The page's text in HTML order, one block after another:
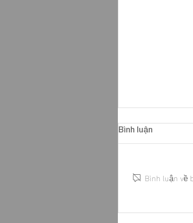
Bình luận
Bình luận về